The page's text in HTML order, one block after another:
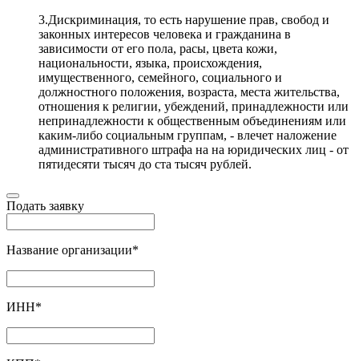
3.Дискриминация, то есть нарушение прав, свобод и
законных интересов человека и гражданина в
зависимости от его пола, расы, цвета кожи,
национальности, языка, происхождения,
имущественного, семейного, социального и
должностного положения, возраста, места жительства,
отношения к религии, убеждений, принадлежности или
непринадлежности к общественным объединениям или
каким-либо социальным группам, - влечет наложение
административного штрафа на на юридических лиц - от
пятидесяти тысяч до ста тысяч рублей.
Подать заявку
Название организации*
ИНН*